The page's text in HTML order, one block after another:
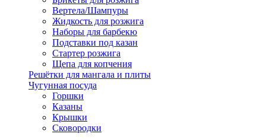
Вертела/Шампуры
Жидкость для розжига
Наборы для барбекю
Подставки под казан
Стартер розжига
Щепа для копчения
Решётки для мангала и плиты
Чугунная посуда
Горшки
Казаны
Крышки
Сковородки